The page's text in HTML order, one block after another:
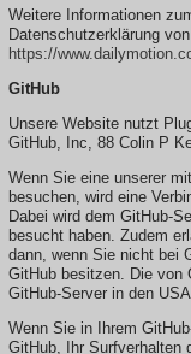
Weitere Informationen
Datenschutzerklärung
https://
GitHub
Unsere Website nutzt
GitHub, Inc, 88 Colin P
Wenn Sie eine unserer
besuchen, wird eine
Dabei wird dem GitHub-
besucht haben. Zudem
dann, wenn Sie nicht bei
GitHub besitzen. Die von
GitHub-Server in den
Wenn Sie in Ihrem
GitHub, Ihr Surfverhalten